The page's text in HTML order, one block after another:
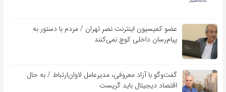
عضو کمیسیون اینترنت نصر تهران / مردم با دستور به
پیام‌رسان داخلی کوچ نمی‌کنند
گفت‌و‌گو با آزاد معروفی، مدیرعامل لاوان‌ارتباط / به حال
اقتصاد دیجیتال باید گریست